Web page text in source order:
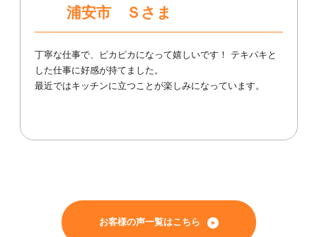
浦安市 Ｓさま
丁寧な仕事で、ピカピカになって嬉しいです！ テキパキと
した仕事に好感が持てました。
最近ではキッチンに立つことが楽しみになっています。
お客様の声一覧はこちら